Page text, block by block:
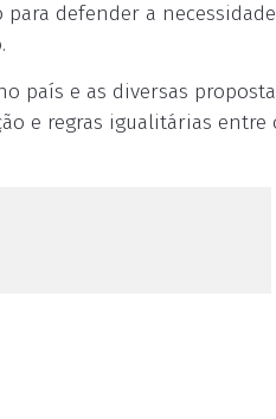
defender a
país e as diversas
e regras igualitárias entre